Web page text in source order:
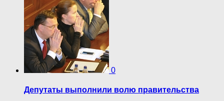
0
Депутаты выполнили волю правительства